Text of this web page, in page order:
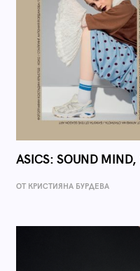
ASICS: SOUND MIND,
ОТ КРИСТИЯНА БУРДЕВА